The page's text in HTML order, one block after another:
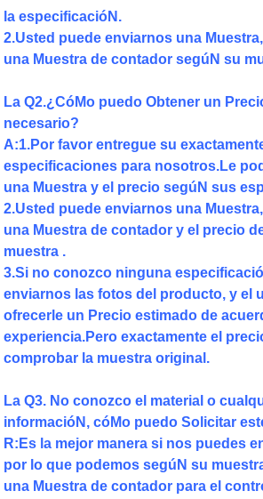
la especificacióN.
2.Usted puede enviarnos una
una Muestra de contador segúN su
La Q2.¿CóMo puedo Obtener un
necesario?
A:1.Por favor entregue su
especificaciones para nosotros.Le
una Muestra y el precio segúN sus
2.Usted puede enviarnos una
una Muestra de contador y el precio
muestra .
3.Si no conozco ninguna
enviarnos las fotos del producto, y el
ofrecerle un Precio estimado de
experiencia.Pero exactamente el
comprobar la muestra original.
La Q3. No conozco el material o
informacióN, cóMo puedo Solicitar
R:Es la mejor manera si nos puedes
por lo que podemos segúN su
una Muestra de contador para el